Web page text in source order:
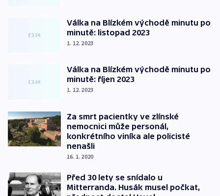
Válka na Blízkém východě minutu po
minutě: listopad 2023
1. 12. 2023
Válka na Blízkém východě minutu po
minutě: říjen 2023
1. 12. 2023
Za smrt pacientky ve zlínské
nemocnici může personál,
konkrétního viníka ale policisté
nenašli
16. 1. 2020
Před 30 lety se snídalo u
Mitterranda. Husák musel počkat,